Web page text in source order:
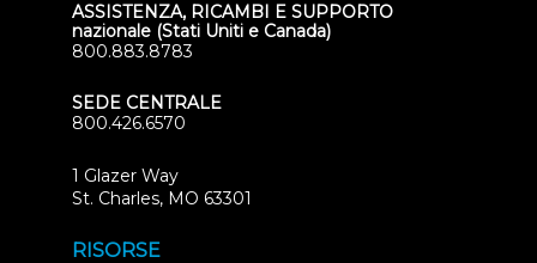
ASSISTENZA, RICAMBI E SUPPORTO
nazionale (Stati Uniti e Canada)
800.883.8783
SEDE CENTRALE
800.426.6570
1 Glazer Way
St. Charles, MO 63301
RISORSE